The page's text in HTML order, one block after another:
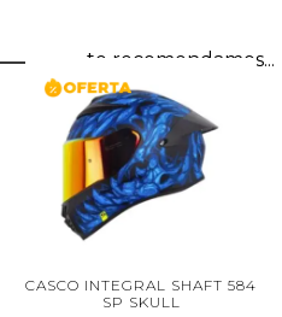
te recomendamos...
CASCO INTEGRAL SHAFT 584
SP SKULL